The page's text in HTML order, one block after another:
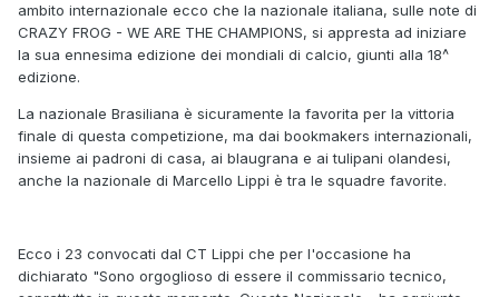
ambito internazionale ecco che la nazionale italiana, sulle note di
CRAZY FROG - WE ARE THE CHAMPIONS, si appresta ad iniziare
la sua ennesima edizione dei mondiali di calcio, giunti alla 18^
edizione.
La nazionale Brasiliana è sicuramente la favorita per la vittoria
finale di questa competizione, ma dai bookmakers internazionali,
insieme ai padroni di casa, ai blaugrana e ai tulipani olandesi,
anche la nazionale di Marcello Lippi è tra le squadre favorite.
Ecco i 23 convocati dal CT Lippi che per l'occasione ha
dichiarato "Sono orgoglioso di essere il commissario tecnico,